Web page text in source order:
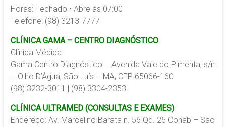
Horas: Fechado ⋅ Abre às 07:00
Telefone: (98) 3213-7777
CLÍNICA GAMA – CENTRO DIAGNÓSTICO
Clínica Médica
Gama Centro Diagnóstico – Avenida Vale do Pimenta, s/n
– Olho D’Água, São Luís – MA, CEP 65066-160
(98) 3232-3011 | (98) 3304-2353
CLÍNICA ULTRAMED (CONSULTAS E EXAMES)
Endereço: Av. Marcelino Barata n. 56 Qd. 25 Cohab – São